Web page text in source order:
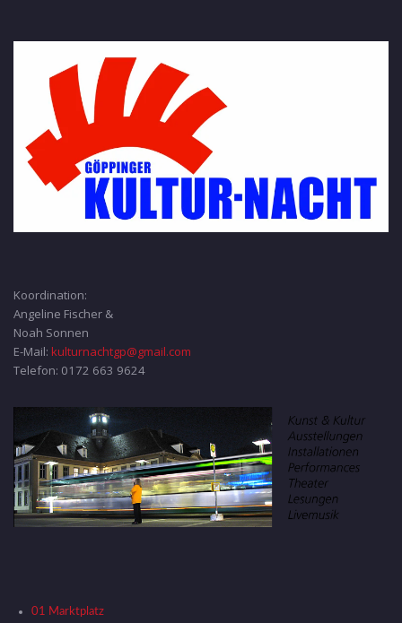
Koordination:
Angeline Fischer &
Noah Sonnen
E-Mail: kulturnachtgp@gmail.com
Telefon: 0172 663 9624
01 Marktplatz